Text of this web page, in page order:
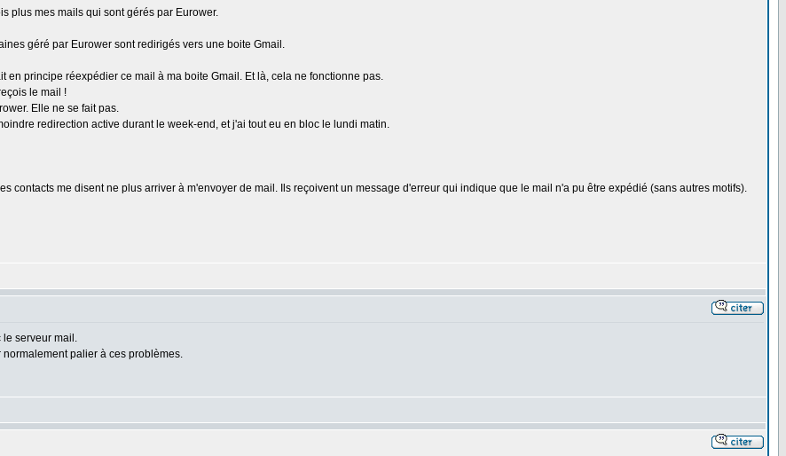
plus mes mails qui sont gérés par Eurower.
géré par Eurower sont redirigés vers une boite Gmail.
en principe réexpédier ce mail à ma boite Gmail. Et là, cela ne fonctionne pas.
le mail !
Elle ne se fait pas.
redirection active durant le week-end, et j'ai tout eu en bloc le lundi matin.
contacts me disent ne plus arriver à m'envoyer de mail. Ils reçoivent un message d'erreur qui indique que le mail n'a pu être expédié (sans autres motifs).
le serveur mail.
palier à ces problèmes.